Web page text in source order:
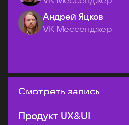
Андрей Яцков
VK Мессенджер
Смотреть запись
Продукт UX&UI